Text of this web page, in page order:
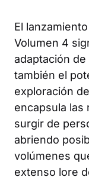
El
Volumen 4
adaptación
también el
exploración
encapsula las
surgir de
abriendo
volúmenes
extenso lore